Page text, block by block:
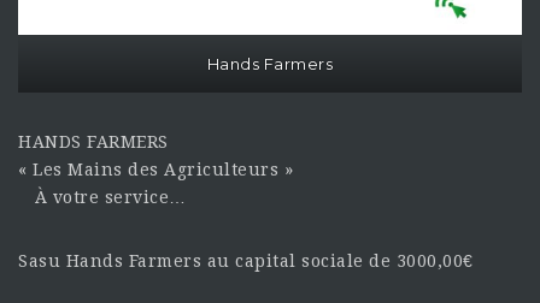
Hands Farmers
HANDS FARMERS
« Les Mains des Agriculteurs »
À votre service…
Sasu Hands Farmers au capital sociale de 3000,00€